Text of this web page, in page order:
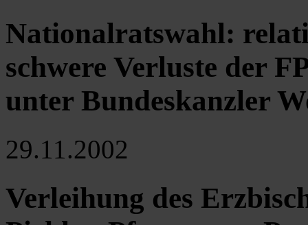
Nationalratswahl:
schwere Verluste der
unter Bundeskanzler
29.11.2002
Verleihung des